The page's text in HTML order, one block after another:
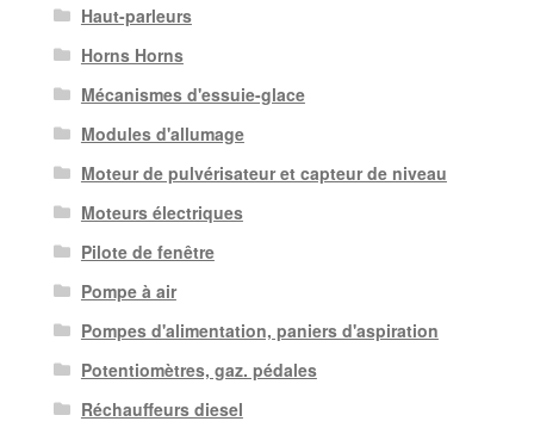
Haut-parleurs
Horns Horns
Mécanismes d'essuie-glace
Modules d'allumage
Moteur de pulvérisateur et capteur de niveau
Moteurs électriques
Pilote de fenêtre
Pompe à air
Pompes d'alimentation, paniers d'aspiration
Potentiomètres, gaz. pédales
Réchauffeurs diesel